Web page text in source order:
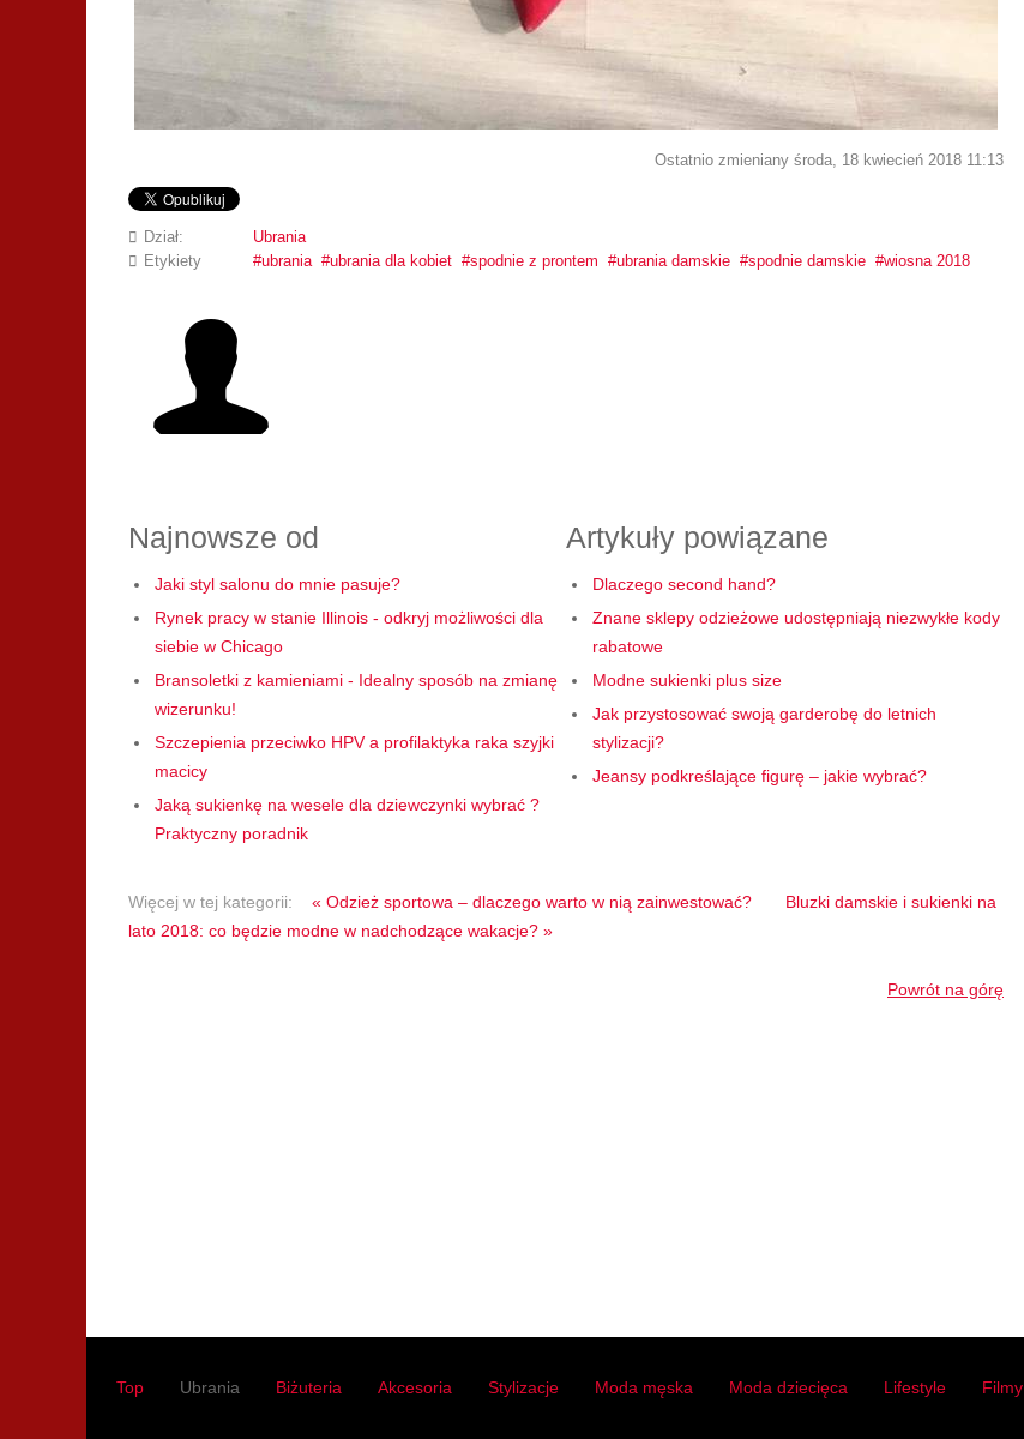
Ostatnio zmieniany środa, 18 kwiecień 2018 11:13
Dział:
Ubrania
Etykiety
ubrania ubrania dla kobiet spodnie z prontem ubrania damskie spodnie damskie wiosna 2018
Najnowsze od
Jaki styl salonu do mnie pasuje?
Rynek pracy w stanie Illinois - odkryj możliwości dla
siebie w Chicago
Bransoletki z kamieniami - Idealny sposób na zmianę
wizerunku!
Szczepienia przeciwko HPV a profilaktyka raka szyjki
macicy
Jaką sukienkę na wesele dla dziewczynki wybrać ?
Praktyczny poradnik
Artykuły powiązane
Dlaczego second hand?
Znane sklepy odzieżowe udostępniają niezwykłe kody
rabatowe
Modne sukienki plus size
Jak przystosować swoją garderobę do letnich
stylizacji?
Jeansy podkreślające figurę – jakie wybrać?
Więcej w tej kategorii: « Odzież sportowa – dlaczego warto w nią zainwestować?
Bluzki damskie i sukienki na
lato 2018: co będzie modne w nadchodzące wakacje? »
Powrót na górę
Top Ubrania Biżuteria Akcesoria Stylizacje Moda męska Moda dziecięca Lifestyle Filmy